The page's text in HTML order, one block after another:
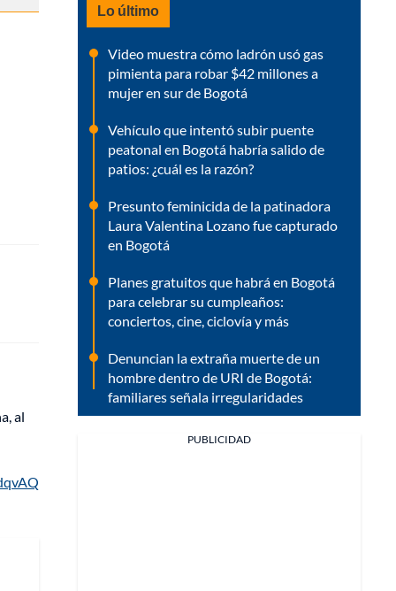
al
Lo último
Video muestra cómo ladrón usó gas
pimienta para robar $42 millones a
mujer en sur de Bogotá
Vehículo que intentó subir puente
peatonal en Bogotá habría salido de
patios: ¿cuál es la razón?
Presunto feminicida de la patinadora
Laura Valentina Lozano fue capturado
en Bogotá
Planes gratuitos que habrá en Bogotá
para celebrar su cumpleaños:
conciertos, cine, ciclovía y más
Denuncian la extraña muerte de un
hombre dentro de URI de Bogotá:
familiares señala irregularidades
PUBLICIDAD